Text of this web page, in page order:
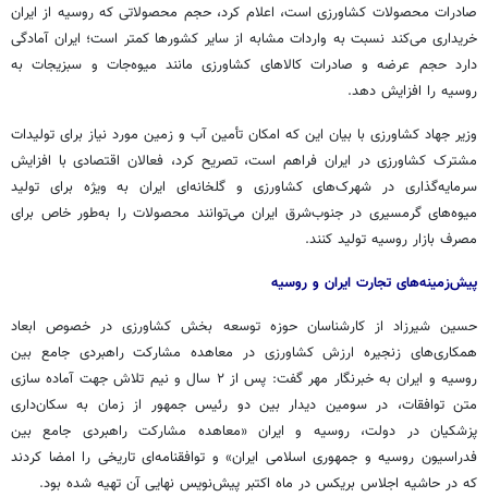
صادرات محصولات کشاورزی است، اعلام کرد، حجم محصولاتی که روسیه از ایران
خریداری می‌کند نسبت به واردات مشابه از سایر کشورها کمتر است؛ ایران آمادگی
دارد حجم عرضه و صادرات کالاهای کشاورزی مانند میوه‌جات و سبزیجات به
روسیه را افزایش دهد.
وزیر جهاد کشاورزی با بیان این که امکان تأمین آب و زمین مورد نیاز برای تولیدات
مشترک کشاورزی در ایران فراهم است، تصریح کرد، فعالان اقتصادی با افزایش
سرمایه‌گذاری در شهرک‌های کشاورزی و گلخانه‌ای ایران به ویژه برای تولید
میوه‌های گرمسیری در جنوب‌شرق ایران می‌توانند محصولات را به‌طور خاص برای
مصرف بازار روسیه تولید کنند.
پیش‌زمینه‌های تجارت ایران و روسیه
حسین شیرزاد از کارشناسان حوزه توسعه بخش کشاورزی در خصوص ابعاد
همکاری‌های زنجیره ارزش کشاورزی در معاهده مشارکت راهبردی جامع بین
روسیه و ایران به خبرنگار مهر گفت: پس از ۲ سال و نیم تلاش جهت آماده سازی
متن توافقات، در سومین دیدار بین دو رئیس جمهور از زمان به سکان‌داری
پزشکیان در دولت، روسیه و ایران «معاهده مشارکت راهبردی جامع بین
فدراسیون روسیه و جمهوری اسلامی ایران» و توافقنامه‌ای تاریخی را امضا کردند
که در حاشیه اجلاس بریکس در ماه اکتبر پیش‌نویس نهایی آن تهیه شده بود.